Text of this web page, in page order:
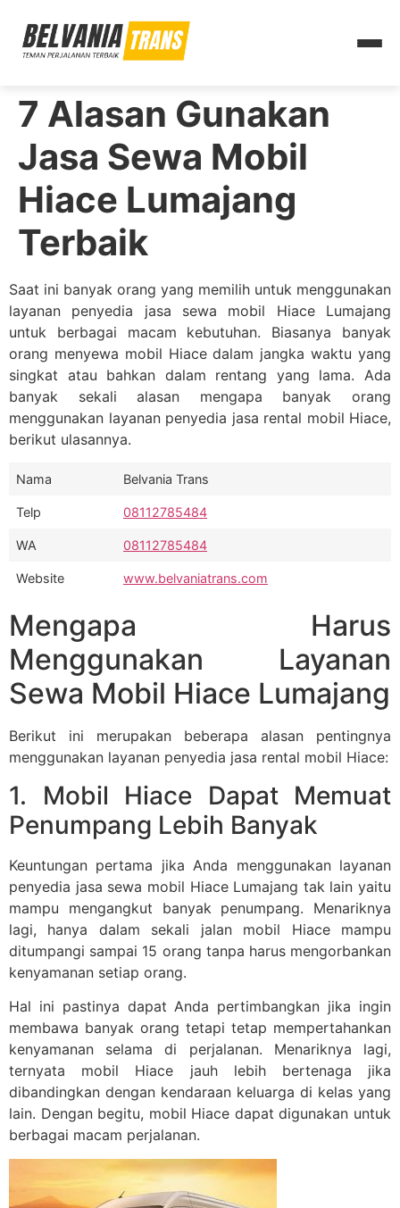
7 Alasan Gunakan
Jasa Sewa Mobil
Hiace Lumajang
Terbaik
Saat ini banyak orang yang memilih untuk menggunakan
layanan penyedia jasa sewa mobil Hiace Lumajang
untuk berbagai macam kebutuhan. Biasanya banyak
orang menyewa mobil Hiace dalam jangka waktu yang
singkat atau bahkan dalam rentang yang lama. Ada
banyak sekali alasan mengapa banyak orang
menggunakan layanan penyedia jasa rental mobil Hiace,
berikut ulasannya.
Nama Belvania Trans
Telp 08112785484
WA 08112785484
Website www.belvaniatrans.com
Mengapa Harus
Menggunakan Layanan
Sewa Mobil Hiace Lumajang
Berikut ini merupakan beberapa alasan pentingnya
menggunakan layanan penyedia jasa rental mobil Hiace:
1. Mobil Hiace Dapat Memuat
Penumpang Lebih Banyak
Keuntungan pertama jika Anda menggunakan layanan
penyedia jasa sewa mobil Hiace Lumajang tak lain yaitu
mampu mengangkut banyak penumpang. Menariknya
lagi, hanya dalam sekali jalan mobil Hiace mampu
ditumpangi sampai 15 orang tanpa harus mengorbankan
kenyamanan setiap orang.
Hal ini pastinya dapat Anda pertimbangkan jika ingin
membawa banyak orang tetapi tetap mempertahankan
kenyamanan selama di perjalanan. Menariknya lagi,
ternyata mobil Hiace jauh lebih bertenaga jika
dibandingkan dengan kendaraan keluarga di kelas yang
lain. Dengan begitu, mobil Hiace dapat digunakan untuk
berbagai macam perjalanan.